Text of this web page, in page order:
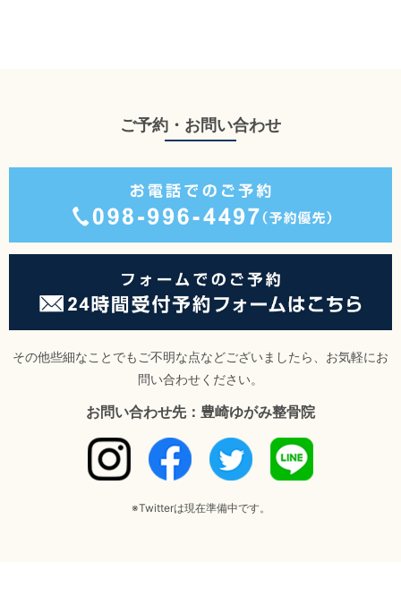
ご予約・お問い合わせ
その他些細なことでもご不明な点などございましたら、お気軽にお
問い合わせください。
お問い合わせ先：豊崎ゆがみ整骨院
※Twitterは現在準備中です。